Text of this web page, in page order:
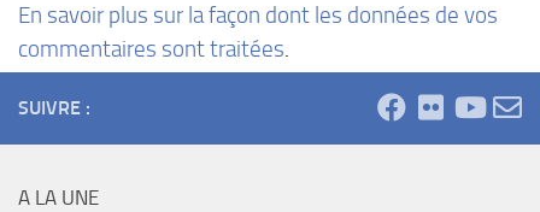
En savoir plus sur la façon dont les données de vos
commentaires sont traitées.
SUIVRE :
A LA UNE